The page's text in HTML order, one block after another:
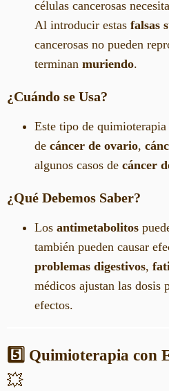
células cancerosas
Al introducir estas falsas
cancerosas no pueden
terminan muriendo.
¿Cuándo se Usa?
Este tipo de
de cáncer de ovario,
algunos casos de cáncer
¿Qué Debemos Saber?
Los antimetabolitos
también pueden causar
problemas digestivos,
médicos ajustan las dosis
efectos.
5️⃣ Quimioterapia con
💥